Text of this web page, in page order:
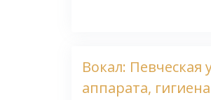
Вокал: Певческая
аппарата,